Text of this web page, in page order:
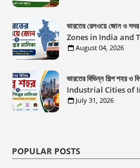
ভারতের রেলওয়ে জোন ও
Zones in India and
August 04, 2026
ভারতের বিভিন্ন শিল্প শহর ও
Industrial Cities of
July 31, 2026
POPULAR POSTS